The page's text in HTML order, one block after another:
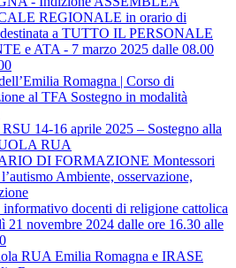
REGIONALE in orario di
a TUTTO IL PERSONALE
e ATA - 7 marzo 2025 dalle 08.00
Romagna | Corso di
al TFA Sostegno in modalità
14-16 aprile 2025 – Sostegno alla
RUA
DI FORMAZIONE Montessori
Ambiente, osservazione,
docenti di religione cattolica
21 novembre 2024 dalle ore 16.30 alle
RUA Emilia Romagna e IRASE